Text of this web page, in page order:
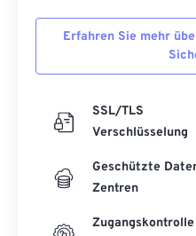
Erfahren Sie mehr
SSL/TLS
Verschlüsselung
Geschützte
Zentren
Zugangskontrolle